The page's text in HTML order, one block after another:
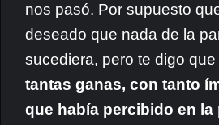
nos pasó. Por supuesto
deseado que nada de la
sucediera, pero te digo que
tantas ganas, con tanto
que había percibido en la